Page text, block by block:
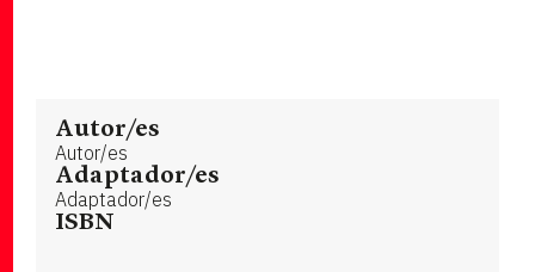
Autor/es
Autor/es
Adaptador/es
Adaptador/es
ISBN